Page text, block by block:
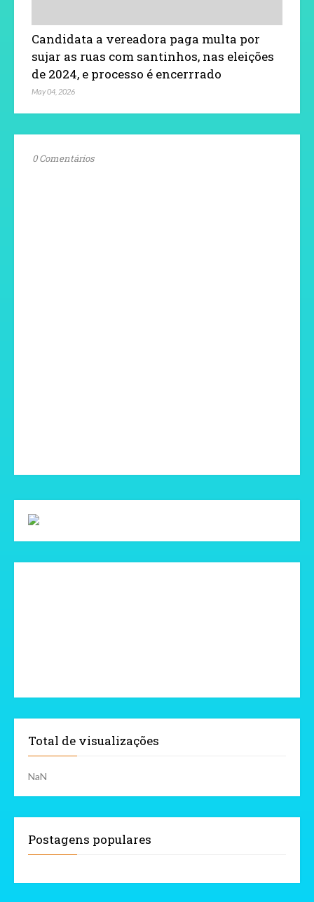
Candidata a vereadora paga multa por
sujar as ruas com santinhos, nas eleições
de 2024, e processo é encerrrado
May 04, 2026
0 Comentários
Total de visualizações
NaN
Postagens populares